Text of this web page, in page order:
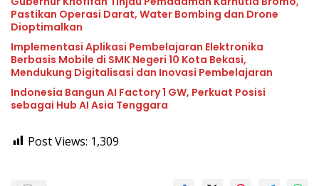
Pastikan Operasi Darat, Water Bombing dan Drone
Dioptimalkan
Implementasi Aplikasi Pembelajaran Elektronika
Berbasis Mobile di SMK Negeri 10 Kota Bekasi,
Mendukung Digitalisasi dan Inovasi Pembelajaran
Indonesia Bangun AI Factory 1 GW, Perkuat Posisi
sebagai Hub AI Asia Tenggara
Post Views: 1,309